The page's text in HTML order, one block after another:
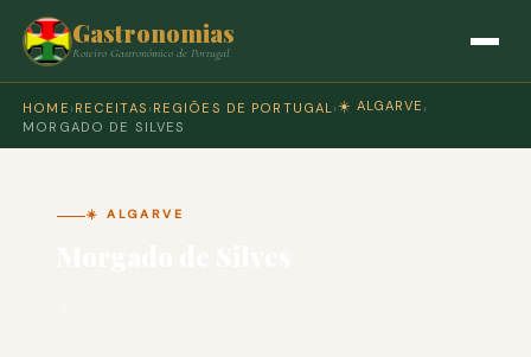
Gastronomias
Roteiro Gastronómico de Portugal
HOME › RECEITAS › REGIÕES DE PORTUGAL › ☀️ ALGARVE ›
MORGADO DE SILVES
☀️ ALGARVE